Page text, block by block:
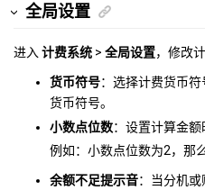
全局设置
进入 计费系统 > 全局设置，修改
货币符号：选择计费货币
货币符号。
小数点位数：设置计算金额
例如：小数点位数为2，那
余额不足提示音：当分机